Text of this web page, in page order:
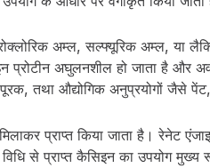
अम्ल, सल्फ्यूरिक अम्ल, या
अघुलनशील हो जाता है और
तथा औद्योगिक अनुप्रयोगों जैसे पेंट,
प्राप्त किया जाता है। रेनेट
से प्राप्त कैसिइन का उपयोग मुख्य